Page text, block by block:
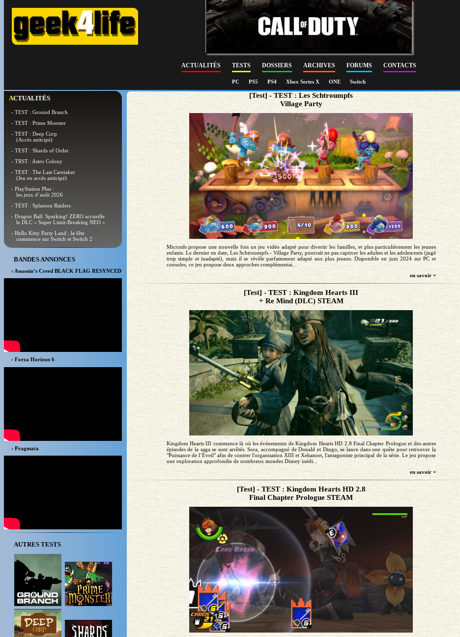
ACTUALITÉS TESTS DOSSIERS ARCHIVES FORUMS CONTACTS
PC PS5 PS4 Xbox Series X ONE Switch
ACTUALITÉS
- TEST : Ground Branch
- TEST : Prime Monster
- TEST : Deep Corp
(Accès anticipé)
- TEST : Shards of Order
- TRST : Astro Colony
- TEST : The Last Caretaker
(Jeu en accès anticipé)
- PlayStation Plus :
les jeux d’août 2026
- TEST : Splatoon Raiders
- Dragon Ball: Sparking! ZERO accueille
le DLC « Super Limit-Breaking NEO »
- Hello Kitty Party Land : la fête
commence sur Switch et Switch 2
BANDES ANNONCES
› Assassin’s Creed BLACK FLAG RESYNCED
› Forza Horizon 6
› Pragmata
AUTRES TESTS
[Test] - TEST : Les Schtroumpfs
Village Party
Microids propose une nouvelle fois un jeu vidéo adapté pour divertir les familles, et plus particulièrement les jeunes
enfants. Le dernier en date, Les Schtroumpfs - Village Party, pourrait ne pas captiver les adultes et les adolescents (jugé
trop simple et inadapté), mais il se révèle parfaitement adapté aux plus jeunes. Disponible en juin 2024 sur PC et
consoles, ce jeu propose deux approches complémentai...
en savoir +
[Test] - TEST : Kingdom Hearts III
+ Re Mind (DLC) STEAM
Kingdom Hearts III commence là où les événements de Kingdom Hearts HD 2.8 Final Chapter Prologue et des autres
épisodes de la saga se sont arrêtés. Sora, accompagné de Donald et Dingo, se lance dans une quête pour retrouver la
"Puissance de l’Éveil" afin de contrer l'organisation XIII et Xehanort, l'antagoniste principal de la série. Le jeu propose
une exploration approfondie de nombreux mondes Disney inédi...
en savoir +
[Test] - TEST : Kingdom Hearts HD 2.8
Final Chapter Prologue STEAM